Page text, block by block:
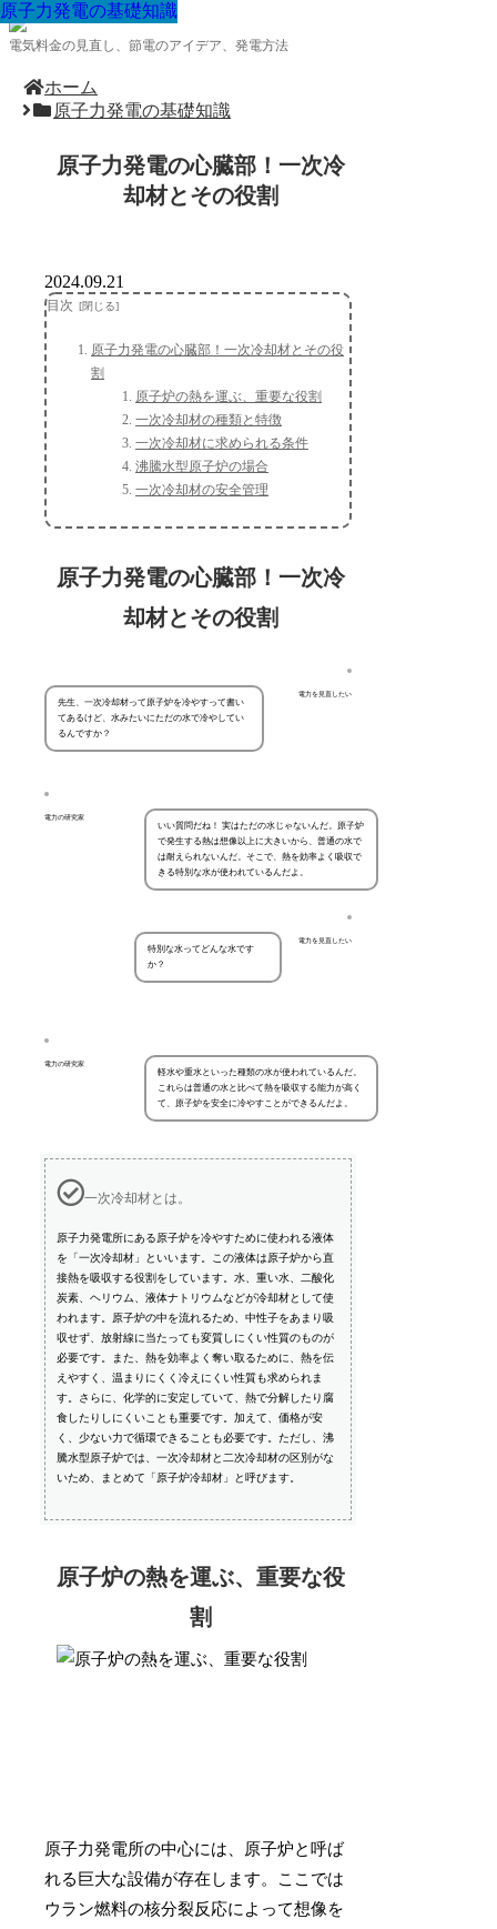
電気料金の見直し、節電のアイデア、発電方法
ホーム
原子力発電の基礎知識
原子力発電の心臓部！一次冷
却材とその役割
原子力発電の基礎知識
2024.09.21
目次
原子力発電の心臓部！一次冷却材とその役
割
原子炉の熱を運ぶ、重要な役割
一次冷却材の種類と特徴
一次冷却材に求められる条件
沸騰水型原子炉の場合
一次冷却材の安全管理
原子力発電の心臓部！一次冷
却材とその役割
電力を見直したい
先生、一次冷却材って原子炉を冷やすって書い
てあるけど、水みたいにただの水で冷やしてい
るんですか？
電力の研究家
いい質問だね！ 実はただの水じゃないんだ。原子炉
で発生する熱は想像以上に大きいから、普通の水で
は耐えられないんだ。そこで、熱を効率よく吸収で
きる特別な水が使われているんだよ。
電力を見直したい
特別な水ってどんな水です
か？
電力の研究家
軽水や重水といった種類の水が使われているんだ。
これらは普通の水と比べて熱を吸収する能力が高く
て、原子炉を安全に冷やすことができるんだよ。
一次冷却材とは。
原子力発電所にある原子炉を冷やすために使われる液体
を「一次冷却材」といいます。この液体は原子炉から直
接熱を吸収する役割をしています。水、重い水、二酸化
炭素、ヘリウム、液体ナトリウムなどが冷却材として使
われます。原子炉の中を流れるため、中性子をあまり吸
収せず、放射線に当たっても変質しにくい性質のものが
必要です。また、熱を効率よく奪い取るために、熱を伝
えやすく、温まりにくく冷えにくい性質も求められま
す。さらに、化学的に安定していて、熱で分解したり腐
食したりしにくいことも重要です。加えて、価格が安
く、少ない力で循環できることも必要です。ただし、沸
騰水型原子炉では、一次冷却材と二次冷却材の区別がな
いため、まとめて「原子炉冷却材」と呼びます。
原子炉の熱を運ぶ、重要な役
割
原子力発電所の中心には、原子炉と呼ば
れる巨大な設備が存在します。ここでは
ウラン燃料の核分裂反応によって想像を
原子力発電の基礎知識
原子力発電の基礎知識
原子力発電の基礎知識
原子力発電の基礎知識
原子力発電の基礎知識
原子力発電の基礎知識
原子力発電の基礎知識
原子力発電の基礎知識